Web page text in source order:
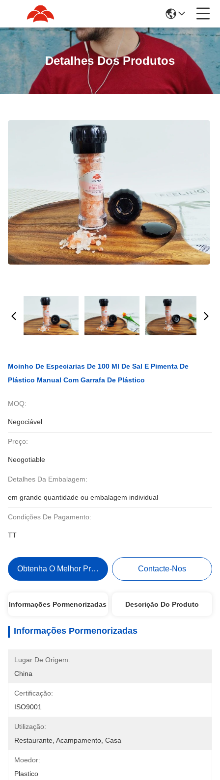
Detalhes Dos Produtos
Moinho De Especiarias De 100 Ml De Sal E Pimenta De
Plástico Manual Com Garrafa De Plástico
MOQ:
Negociável
Preço:
Neogotiable
Detalhes Da Embalagem:
em grande quantidade ou embalagem individual
Condições De Pagamento:
TT
Obtenha O Melhor Preço Contacte-Nos
Informações Pormenorizadas Descrição Do Produto
Informações Pormenorizadas
Lugar De Origem:
China
Certificação:
ISO9001
Utilização:
Restaurante, Acampamento, Casa
Moedor:
Plastico